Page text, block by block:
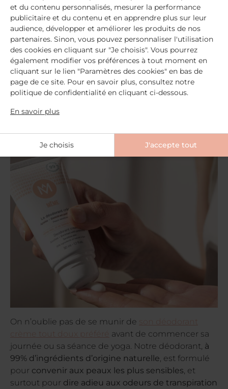
cancer du seinproposés par Sophie, kiné chez
Jeen : un centre dédié à la santé et au bien-être
des femmes où chaque professeure est aussi
professionnelle de santé. Grâce à Sophie,
découvrez une discipline qui permettra de prendre
soin de vous, de votre corps, mais qui vous
accompagnera surtout dans chaque étapes de
votre vie, même les plus difficiles. Vous pouvez la
: au 2 Rue Spinoza, qui permet à chaque femme de
On n’oublie pas de se munir de
son déodorant
crème tout doux préféré
avant de commencer sa
journée ou sa séance de yoga. Notre déodorant, à
99% d’ingrédients d’origine naturelle, est formulé
pour convenir aux peaux les plus sensibles, et
surtout pour dire adieu aux odeurs de transpiration
et du contenu personnalisés, mesurer la performance
publicitaire et du contenu et en apprendre plus sur leur
audience, développer et améliorer les produits de nos
partenaires. Sinon, vous pouvez personnaliser l'utilisation
des cookies en cliquant sur "Je choisis". Vous pourrez
également modifier vos préférences à tout moment en
cliquant sur le lien "Paramètres des cookies" en bas de
page de ce site. Pour en savoir plus, consultez notre
politique de confidentialité en cliquant ci-dessous.
En savoir plus
Je choisis J'accepte tout